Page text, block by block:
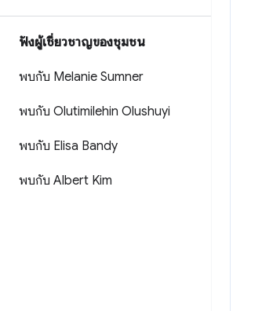
ฟังผู้เชี่ยวชาญของชุมชน
พบกับ Melanie Sumner
พบกับ Olutimilehin Olushuyi
พบกับ Elisa Bandy
พบกับ Albert Kim